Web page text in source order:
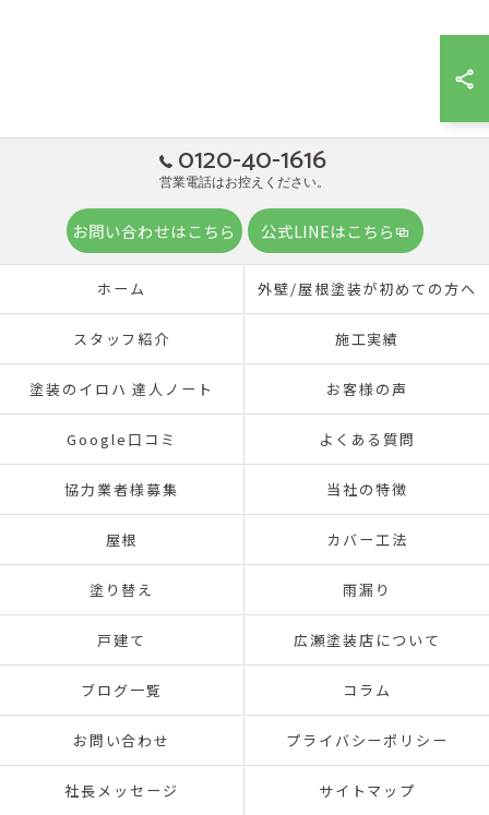
0120-40-1616
営業電話はお控えください。
お問い合わせはこちら 公式LINEはこちら
ホーム 外壁/屋根塗装が初めての方へ
スタッフ紹介 施工実績
塗装のイロハ 達人ノート お客様の声
Google口コミ よくある質問
協力業者様募集 当社の特徴
屋根 カバー工法
塗り替え 雨漏り
戸建て 広瀬塗装店について
ブログ一覧 コラム
お問い合わせ プライバシーポリシー
社長メッセージ サイトマップ